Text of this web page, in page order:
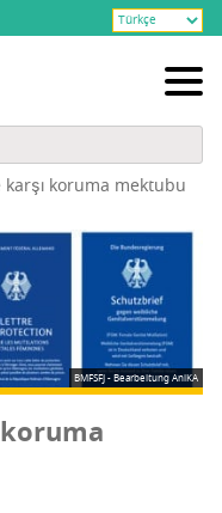
koru­ma mektubu
BMFSFJ - Bearbeitung AniKA